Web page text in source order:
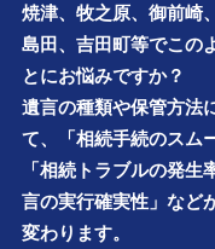
焼津、牧之原、御前崎
島田、吉田町等でこの
とにお悩みですか？
遺言の種類や保管方法
て、「相続手続のスム
「相続トラブルの発生
言の実行確実性」など
変わります。